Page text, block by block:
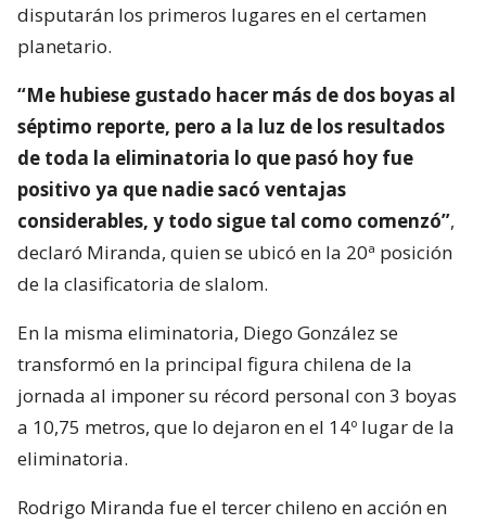
disputarán los primeros lugares en el certamen
planetario.
“Me hubiese gustado hacer más de dos boyas al
séptimo reporte, pero a la luz de los resultados
de toda la eliminatoria lo que pasó hoy fue
positivo ya que nadie sacó ventajas
considerables, y todo sigue tal como comenzó”,
declaró Miranda, quien se ubicó en la 20ª posición
de la clasificatoria de slalom.
En la misma eliminatoria, Diego González se
transformó en la principal figura chilena de la
jornada al imponer su récord personal con 3 boyas
a 10,75 metros, que lo dejaron en el 14º lugar de la
eliminatoria.
Rodrigo Miranda fue el tercer chileno en acción en